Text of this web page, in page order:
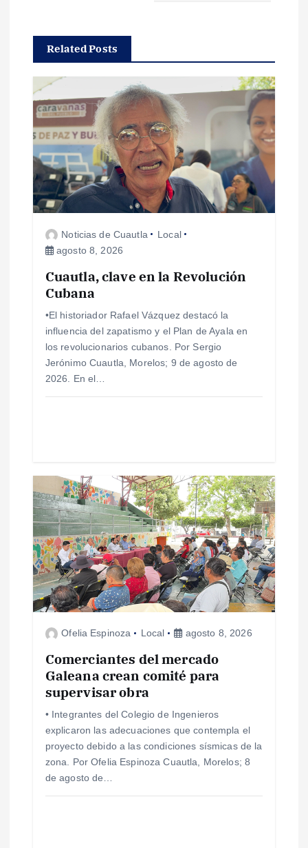
c
ó
n
d
e
s
Related Posts
Noticias de Cuautla
Local
agosto 8, 2026
Cuautla, clave en la Revolución
Cubana
•El historiador Rafael Vázquez destacó la
influencia del zapatismo y el Plan de Ayala en
los revolucionarios cubanos. Por Sergio
Jerónimo Cuautla, Morelos; 9 de agosto de
2026. En el…
Ofelia Espinoza Local agosto 8, 2026
Comerciantes del mercado
Galeana crean comité para
supervisar obra
• Integrantes del Colegio de Ingenieros
explicaron las adecuaciones que contempla el
proyecto debido a las condiciones sísmicas de la
zona. Por Ofelia Espinoza Cuautla, Morelos; 8
de agosto de…